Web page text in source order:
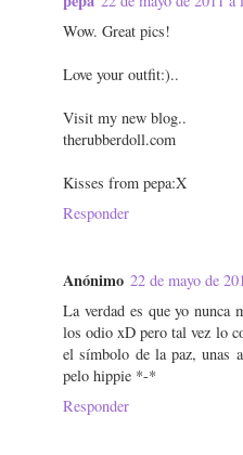
Wow. Great pics!
Love your outfit:)..
Visit my new blog..
therubberdoll.com
Kisses from pepa:X
Responder
Anónimo 22 de mayo de
La verdad es que yo nunca
los odio xD pero tal vez lo
el símbolo de la paz, unas
pelo hippie *-*
Responder